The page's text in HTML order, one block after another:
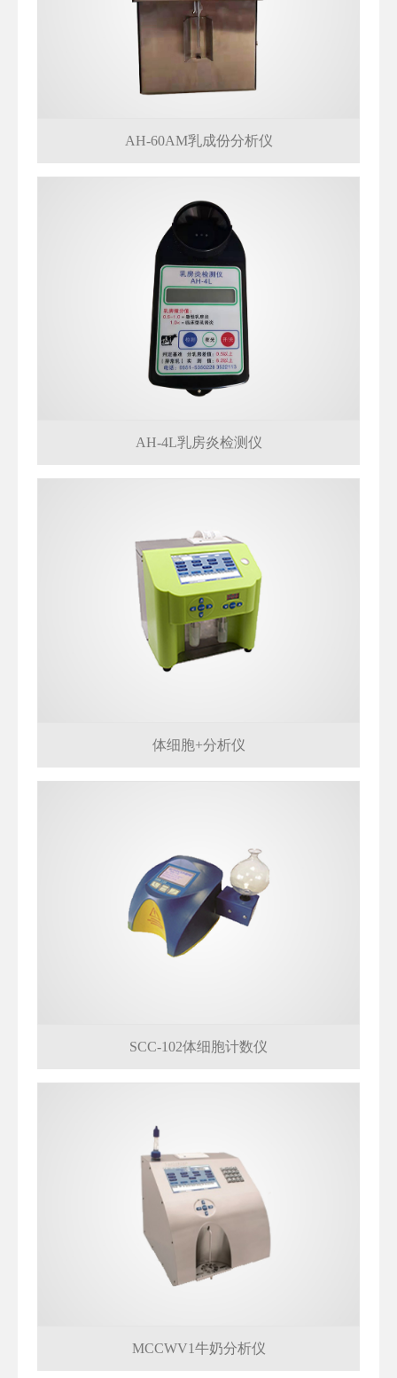
AH-60AM乳成份分析仪
AH-4L乳房炎检测仪
体细胞+分析仪
SCC-102体细胞计数仪
MCCWV1牛奶分析仪